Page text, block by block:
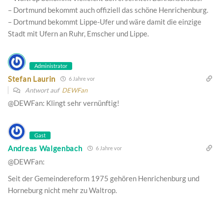
– Dortmund bekommt auch offiziell das schöne Henrichenburg.
– Dortmund bekommt Lippe-Ufer und wäre damit die einzige
Stadt mit Ufern an Ruhr, Emscher und Lippe.
Administrator
Stefan Laurin 6 Jahre vor
Antwort auf DEWFan
@DEWFan: Klingt sehr vernünftig!
Gast
Andreas Walgenbach 6 Jahre vor
@DEWFan:
Seit der Gemeindereform 1975 gehören Henrichenburg und
Horneburg nicht mehr zu Waltrop.